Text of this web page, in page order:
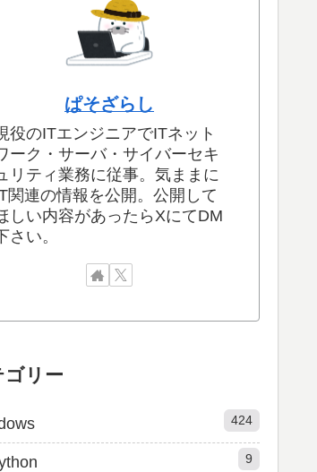
ぱそざらし
役のITエンジニアでITネット
ーク・サーバ・サイバーセキ
リティ業務に従事。気ままに
関連の情報を公開。公開して
しい内容があったらXにてDM
さい。
ゴリー
424
9